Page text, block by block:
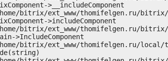
>__includeComponent
>includeComponent
>IncludeComponent